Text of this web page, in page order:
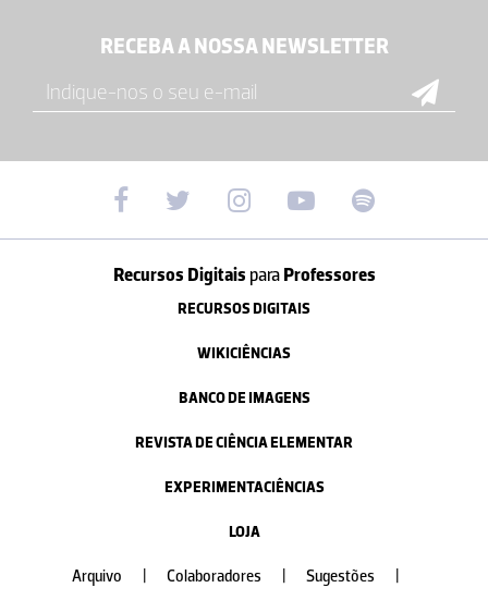
RECEBA A NOSSA NEWSLETTER
Recursos Digitais paraProfessores
RECURSOS DIGITAIS
WIKICIÊNCIAS
BANCO DE IMAGENS
REVISTA DE CIÊNCIA ELEMENTAR
EXPERIMENTACIÊNCIAS
LOJA
Arquivo Colaboradores Sugestões